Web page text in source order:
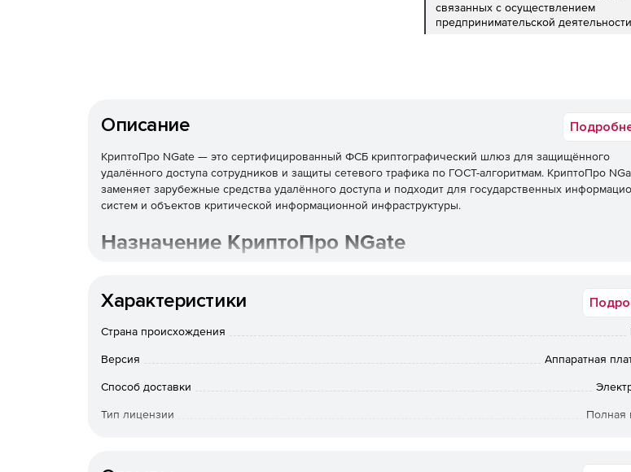
связанных с осуществлением
предпринимательской деятельности
Описание
КриптоПро NGate — это сертифицированный ФСБ криптографический шлюз для защищённого
удалённого доступа сотрудников и защиты сетевого трафика по ГОСТ-алгоритмам. КриптоПро
заменяет зарубежные средства удалённого доступа и подходит для государственных
систем и объектов критической информационной инфраструктуры.
Назначение КриптоПро NGate
российским алгоритмам ГОСТ с классами защиты КС1, КС2 и КС3. Лицензия КриптоПро NGate
задачи, для которых ранее применялись зарубежные средства организации виртуальных частных
Криптографическим ядром шлюза служит
Функциональные возможности NGate
Характеристики
Страна происхождения
Версия Аппаратная
Способ доставки
Тип лицензии Полная